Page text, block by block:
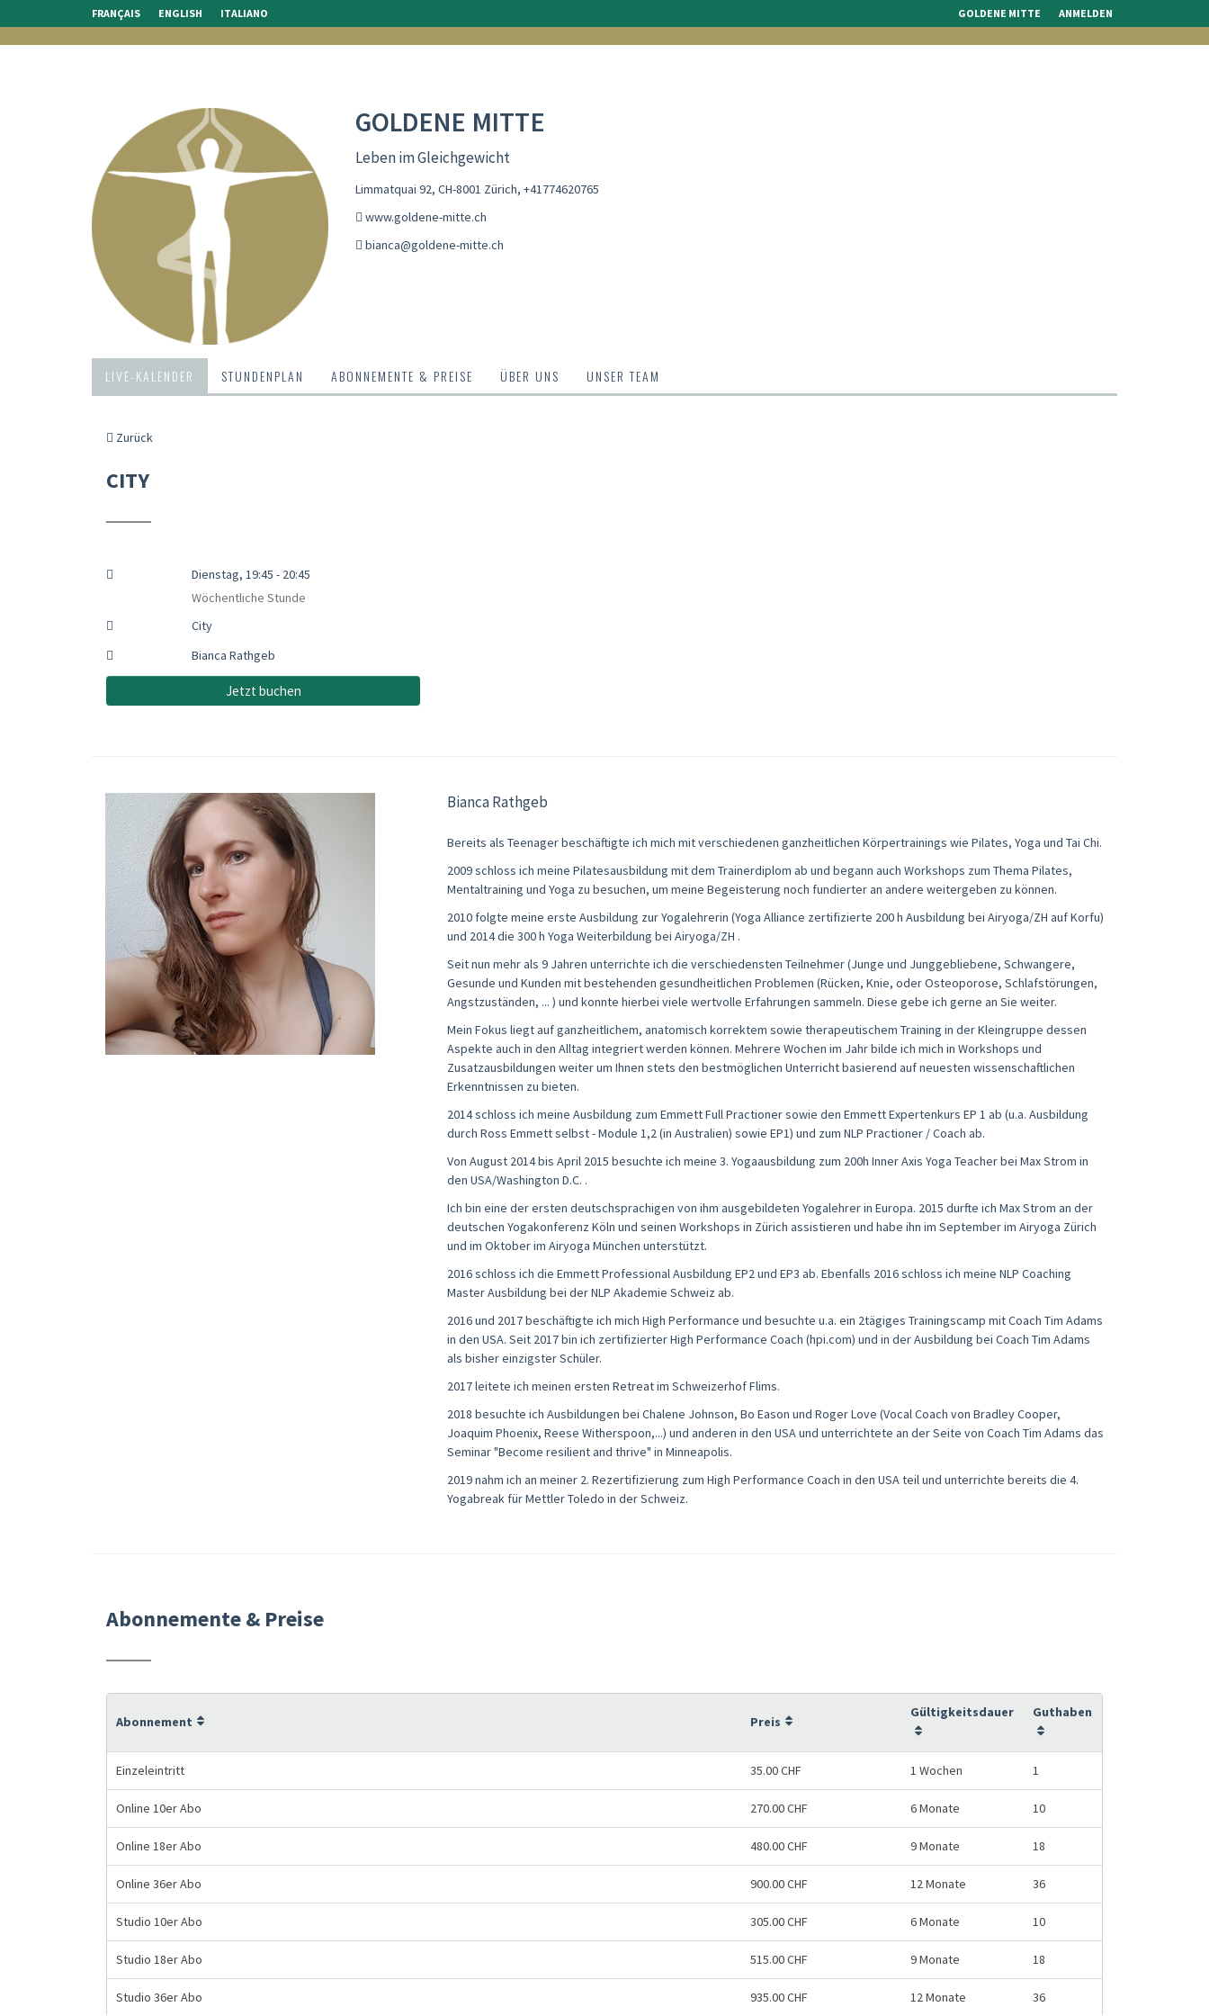
FRANÇAIS ENGLISH ITALIANO GOLDENE MITTE ANMELDEN
GOLDENE MITTE
Leben im Gleichgewicht
Limmatquai 92, CH-8001 Zürich, +41774620765
www.goldene-mitte.ch
bianca@goldene-mitte.ch
LIVE-KALENDER STUNDENPLAN ABONNEMENTE & PREISE ÜBER UNS UNSER TEAM
Zurück
CITY
Dienstag, 19:45 - 20:45
Wöchentliche Stunde
City
Bianca Rathgeb
Jetzt buchen
Bianca Rathgeb
Bereits als Teenager beschäftigte ich mich mit verschiedenen ganzheitlichen Körpertrainings wie Pilates, Yoga und Tai Chi.
2009 schloss ich meine Pilatesausbildung mit dem Trainerdiplom ab und begann auch Workshops zum Thema Pilates,
Mentaltraining und Yoga zu besuchen, um meine Begeisterung noch fundierter an andere weitergeben zu können.
2010 folgte meine erste Ausbildung zur Yogalehrerin (Yoga Alliance zertifizierte 200 h Ausbildung bei Airyoga/ZH auf Korfu)
und 2014 die 300 h Yoga Weiterbildung bei Airyoga/ZH .
Seit nun mehr als 9 Jahren unterrichte ich die verschiedensten Teilnehmer (Junge und Junggebliebene, Schwangere,
Gesunde und Kunden mit bestehenden gesundheitlichen Problemen (Rücken, Knie, oder Osteoporose, Schlafstörungen,
Angstzuständen, ... ) und konnte hierbei viele wertvolle Erfahrungen sammeln. Diese gebe ich gerne an Sie weiter.
Mein Fokus liegt auf ganzheitlichem, anatomisch korrektem sowie therapeutischem Training in der Kleingruppe dessen
Aspekte auch in den Alltag integriert werden können. Mehrere Wochen im Jahr bilde ich mich in Workshops und
Zusatzausbildungen weiter um Ihnen stets den bestmöglichen Unterricht basierend auf neuesten wissenschaftlichen
Erkenntnissen zu bieten.
2014 schloss ich meine Ausbildung zum Emmett Full Practioner sowie den Emmett Expertenkurs EP 1 ab (u.a. Ausbildung
durch Ross Emmett selbst - Module 1,2 (in Australien) sowie EP1) und zum NLP Practioner / Coach ab.
Von August 2014 bis April 2015 besuchte ich meine 3. Yogaausbildung zum 200h Inner Axis Yoga Teacher bei Max Strom in
den USA/Washington D.C. .
Ich bin eine der ersten deutschsprachigen von ihm ausgebildeten Yogalehrer in Europa. 2015 durfte ich Max Strom an der
deutschen Yogakonferenz Köln und seinen Workshops in Zürich assistieren und habe ihn im September im Airyoga Zürich
und im Oktober im Airyoga München unterstützt.
2016 schloss ich die Emmett Professional Ausbildung EP2 und EP3 ab. Ebenfalls 2016 schloss ich meine NLP Coaching
Master Ausbildung bei der NLP Akademie Schweiz ab.
2016 und 2017 beschäftigte ich mich High Performance und besuchte u.a. ein 2tägiges Trainingscamp mit Coach Tim Adams
in den USA. Seit 2017 bin ich zertifizierter High Performance Coach (hpi.com) und in der Ausbildung bei Coach Tim Adams
als bisher einzigster Schüler.
2017 leitete ich meinen ersten Retreat im Schweizerhof Flims.
2018 besuchte ich Ausbildungen bei Chalene Johnson, Bo Eason und Roger Love (Vocal Coach von Bradley Cooper,
Joaquim Phoenix, Reese Witherspoon,...) und anderen in den USA und unterrichtete an der Seite von Coach Tim Adams das
Seminar "Become resilient and thrive" in Minneapolis.
2019 nahm ich an meiner 2. Rezertifizierung zum High Performance Coach in den USA teil und unterrichte bereits die 4.
Yogabreak für Mettler Toledo in der Schweiz.
Abonnemente & Preise
Abonnement Preis
Gültigkeitsdauer Guthaben
Einzeleintritt 35.00 CHF 1 Wochen 1
Online 10er Abo 270.00 CHF 6 Monate 10
Online 18er Abo 480.00 CHF 9 Monate 18
Online 36er Abo 900.00 CHF 12 Monate 36
Studio 10er Abo 305.00 CHF 6 Monate 10
Studio 18er Abo 515.00 CHF 9 Monate 18
Studio 36er Abo 935.00 CHF 12 Monate 36